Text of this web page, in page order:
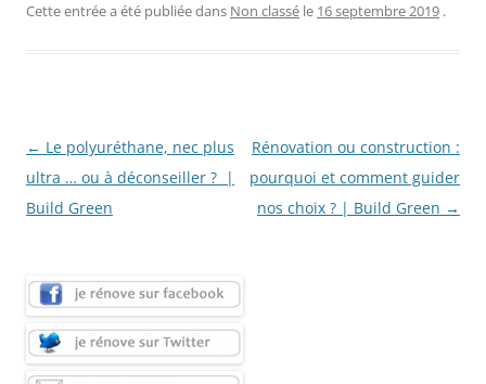
Cette entrée a été publiée dans Non classé le 16 septembre 2019 .
Navigation
des
articles
← Le polyuréthane, nec plus
ultra … ou à déconseiller ? |
Build Green
Rénovation ou construction :
pourquoi et comment guider
nos choix ? | Build Green →